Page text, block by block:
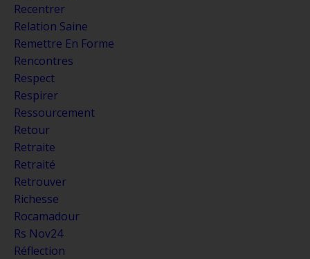
Recentrer
Relation Saine
Remettre En Forme
Rencontres
Respect
Respirer
Ressourcement
Retour
Retraite
Retraité
Retrouver
Richesse
Rocamadour
Rs Nov24
Réflection